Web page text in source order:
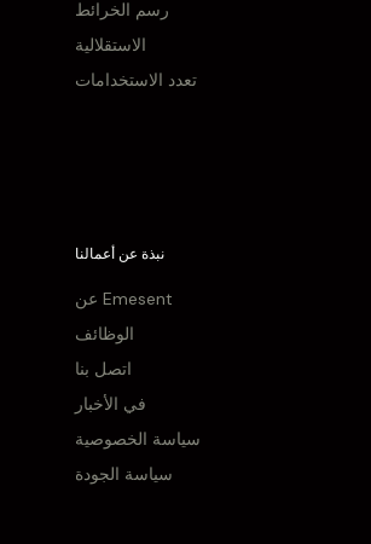
رسم الخرائط
الاستقلالية
تعدد الاستخدامات
نبذة عن أعمالنا
عن Emesent
الوظائف
اتصل بنا
في الأخبار
سياسة الخصوصية
سياسة الجودة